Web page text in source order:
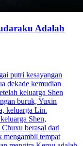
Adalah
putri kesayangan
dekade kemudian
keluarga Shen
buruk, Yuxin
keluarga Lin.
Shen,
berasal dari
mengambil tempat